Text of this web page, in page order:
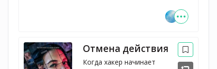
Отмена действия
Когда хакер начинает